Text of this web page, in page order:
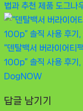
법과 추천 제품 도그나
“덴탈백서 버라이어티
100p” 솔직 사용 후기,
DogNOW
답글 남기기